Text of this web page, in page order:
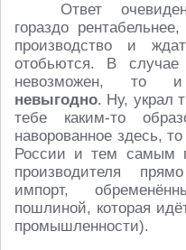
Ответ
гораздо
производство и
отобьются. В
невозможен, то
невыгодно. Ну, украл
тебе каким-то
наворованное здесь,
России и тем самым
производителя
импорт,
пошлиной, которая
промышленности).